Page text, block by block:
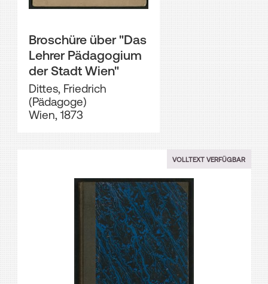
Broschüre über "Das
Lehrer Pädagogium
der Stadt Wien"
Dittes, Friedrich
(Pädagoge)
Wien, 1873
VOLLTEXT VERFÜGBAR